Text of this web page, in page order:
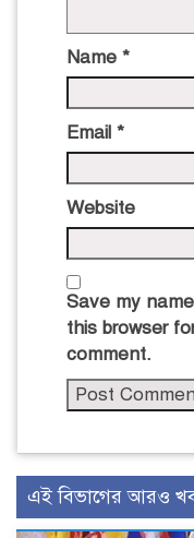
Name *
Email *
Website
Save my
this browser
comment.
এই বিভাগের আরও